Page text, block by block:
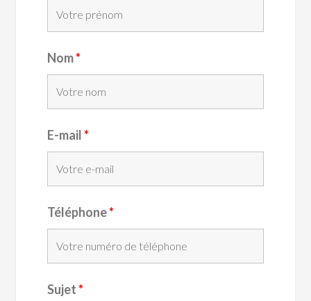
Nom*
E-mail*
Téléphone*
Sujet*